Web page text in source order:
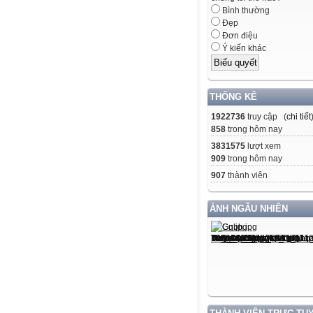
Bình thường
Đẹp
Đơn điệu
Ý kiến khác
THỐNG KÊ
1922736 truy cập (chi tiết)
858 trong hôm nay
3831575 lượt xem
909 trong hôm nay
907 thành viên
ẢNH NGẪU NHIÊN